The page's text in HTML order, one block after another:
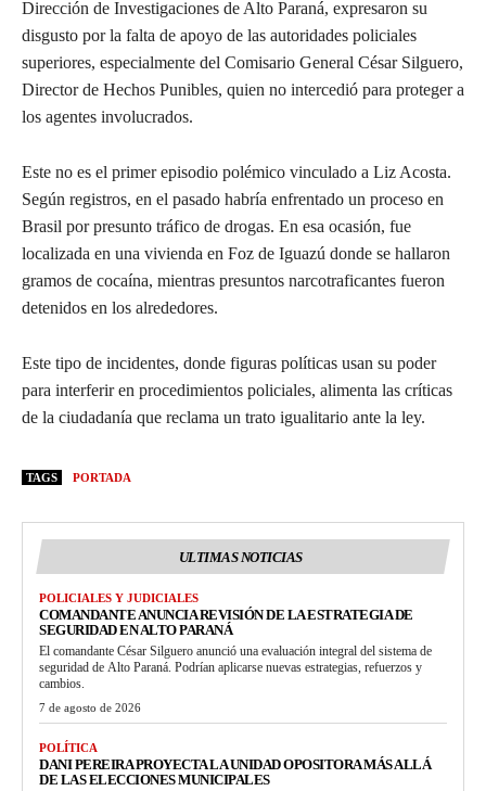
Dirección de Investigaciones de Alto Paraná, expresaron su
disgusto por la falta de apoyo de las autoridades policiales
superiores, especialmente del Comisario General César Silguero,
Director de Hechos Punibles, quien no intercedió para proteger a
los agentes involucrados.
Este no es el primer episodio polémico vinculado a Liz Acosta.
Según registros, en el pasado habría enfrentado un proceso en
Brasil por presunto tráfico de drogas. En esa ocasión, fue
localizada en una vivienda en Foz de Iguazú donde se hallaron
gramos de cocaína, mientras presuntos narcotraficantes fueron
detenidos en los alrededores.
Este tipo de incidentes, donde figuras políticas usan su poder
para interferir en procedimientos policiales, alimenta las críticas
de la ciudadanía que reclama un trato igualitario ante la ley.
TAGS PORTADA
ULTIMAS NOTICIAS
POLICIALES Y JUDICIALES
COMANDANTE ANUNCIA REVISIÓN DE LA ESTRATEGIA DE
SEGURIDAD EN ALTO PARANÁ
El comandante César Silguero anunció una evaluación integral del sistema de
seguridad de Alto Paraná. Podrían aplicarse nuevas estrategias, refuerzos y
cambios.
7 de agosto de 2026
POLÍTICA
DANI PEREIRA PROYECTA LA UNIDAD OPOSITORA MÁS ALLÁ
DE LAS ELECCIONES MUNICIPALES